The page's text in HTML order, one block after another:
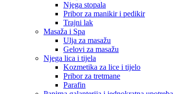
Njega stopala
Pribor za manikir i pedikir
Trajni lak
Masaža i Spa
Ulja za masažu
Gelovi za masažu
Njega lica i tijela
Kozmetika za lice i tijelo
Pribor za tretmane
Parafin